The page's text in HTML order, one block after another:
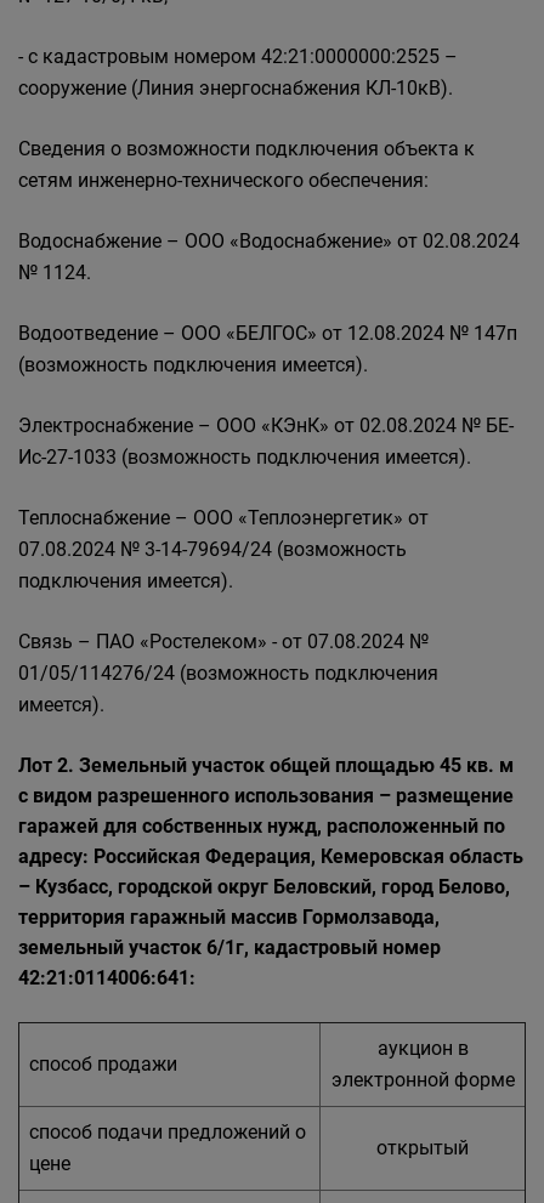
- с кадастровым номером 42:21:0000000:2525 –
сооружение (Линия энергоснабжения КЛ-10кВ).
Сведения о возможности подключения объекта к
сетям инженерно-технического обеспечения:
Водоснабжение – ООО «Водоснабжение» от 02.08.2024
№ 1124.
Водоотведение – ООО «БЕЛГОС» от 12.08.2024 № 147п
(возможность подключения имеется).
Электроснабжение – ООО «КЭнК» от 02.08.2024 № БЕ-
Ис-27-1033 (возможность подключения имеется).
Теплоснабжение – ООО «Теплоэнергетик» от
07.08.2024 № 3-14-79694/24 (возможность
подключения имеется).
Связь – ПАО «Ростелеком» - от 07.08.2024 №
01/05/114276/24 (возможность подключения
имеется).
Лот 2. Земельный участок общей площадью 45 кв. м
с видом разрешенного использования – размещение
гаражей для собственных нужд, расположенный по
адресу: Российская Федерация, Кемеровская область
– Кузбасс, городской округ Беловский, город Белово,
территория гаражный массив Гормолзавода,
земельный участок 6/1г, кадастровый номер
42:21:0114006:641:
способ продажи
аукцион в
электронной форме
способ подачи предложений о
цене
открытый